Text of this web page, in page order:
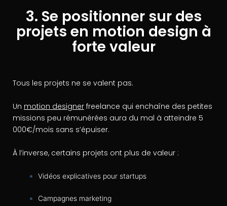
3. Se positionner sur des
projets en motion design à
forte valeur
Tous les projets ne se valent pas.
Un motion designer freelance qui enchaîne des petites
missions peu rémunérées aura du mal à atteindre 5
000€/mois sans s’épuiser.
À l’inverse, certains projets ont plus de valeur :
Vidéos explicatives pour startups
Campagnes marketing